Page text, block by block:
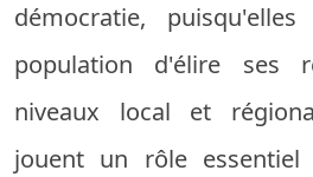
démocratie,
population d'élire ses
niveaux local et
jouent un rôle